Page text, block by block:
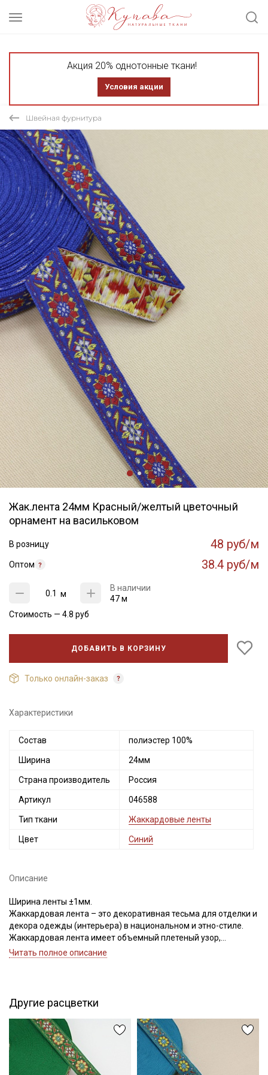
Акция 20% однотонные ткани!
Условия акции
Швейная фурнитура
Жак.лента 24мм Красный/желтый цветочный
орнамент на васильковом
В розницу 48 руб/м
Оптом 38.4 руб/м
м
В наличии
47 м
Стоимость — 4.8 руб
ДОБАВИТЬ В КОРЗИНУ
Только онлайн-заказ
Характеристики
Состав полиэстер 100%
Ширина 24мм
Страна производитель Россия
Артикул 046588
Тип ткани Жаккардовые ленты
Цвет Синий
Описание
Ширина ленты ±1мм.
Жаккардовая лента – это декоративная тесьма для отделки и
декора одежды (интерьера) в национальном и этно-стиле.
Жаккардовая лента имеет объемный плетеный узор,
напоминающий вышивку, на ощупь шероховатая, кромка
на которое будет пришиваться лента, необходимо постирать
и прогладить, в целях исключения усадки ткани и стягивания
жаккардовой лентой.
Жаккардовыми лентами украшают домашний текстиль:
покрывала, наволочки, мебельные чехлы, используют в
отделке и ремонте
Читать полное описание
Другие расцветки
Мы публикуем здесь дополнительные
промокоды и скидки до 30% на узкие
категории тканей
Электронная почта